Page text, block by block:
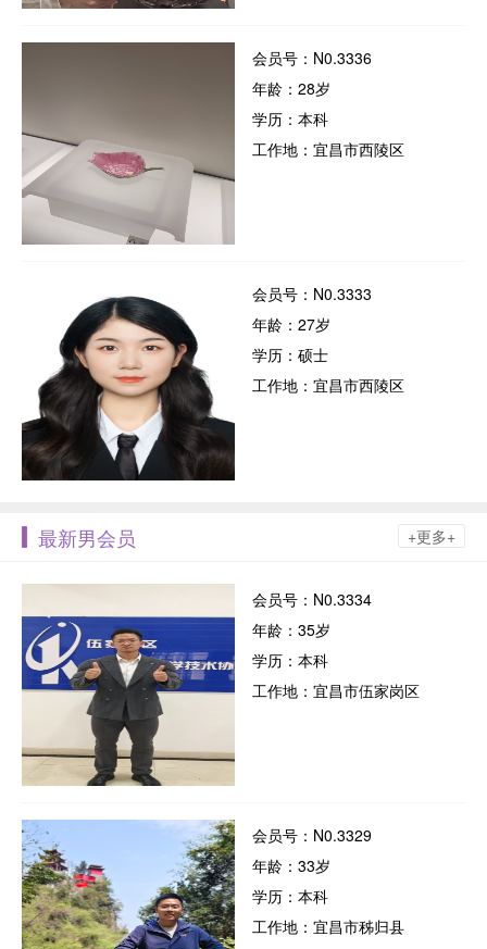
会员号：N0.3336
年龄：28岁
学历：本科
工作地：宜昌市西陵区
会员号：N0.3333
年龄：27岁
学历：硕士
工作地：宜昌市西陵区
最新男会员 +更多+
会员号：N0.3334
年龄：35岁
学历：本科
工作地：宜昌市伍家岗区
会员号：N0.3329
年龄：33岁
学历：本科
工作地：宜昌市秭归县